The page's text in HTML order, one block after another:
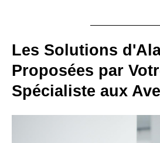
Les Solutions
Proposées par
Spécialiste aux